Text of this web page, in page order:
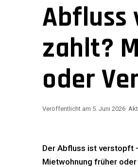
Abfluss
zahlt?
oder
Veröffentlicht am 5. Juni 2026·
Der Abfluss ist verstopft
Mietwohnung früher